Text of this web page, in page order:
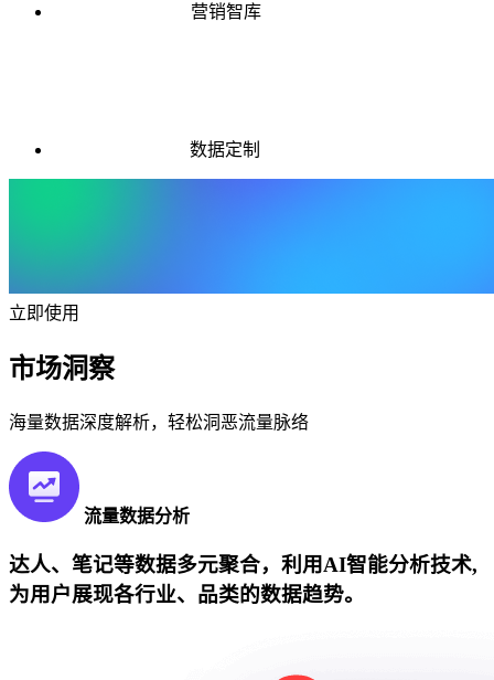
营销智库
数据定制
立即使用
市场洞察
海量数据深度解析，轻松洞恶流量脉络
流量数据分析
达人、笔记等数据多元聚合，利用AI智能分析技术,
为用户展现各行业、品类的数据趋势。